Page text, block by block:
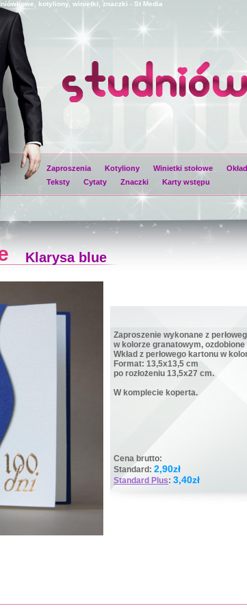
kotyliony, winietki, znaczki - St Media
Zaproszenia Kotyliony Winietki stołowe
Teksty
Cytaty Znaczki Karty wstępu
Klarysa blue
Zaproszenie wykonane z
w kolorze granatowym, ozdobione
Wkład z perłowego kartonu w
Format: 13,5x13,5 cm
po rozłożeniu 13,5x27 cm.
W komplecie koperta.
Cena brutto:
Standard: 2,90zł
Standard Plus: 3,40zł